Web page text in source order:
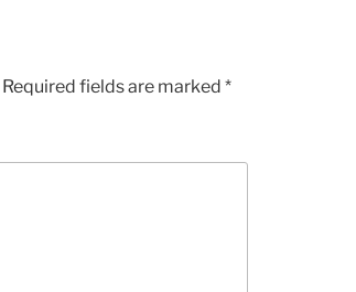
Required fields are marked *